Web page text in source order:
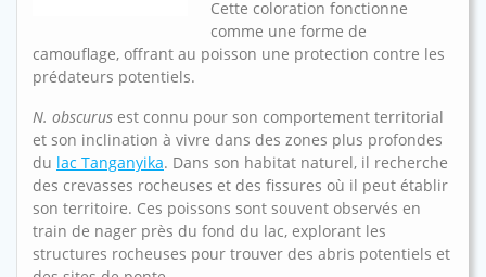
Cette coloration fonctionne
comme une forme de
camouflage, offrant au poisson une protection contre les
prédateurs potentiels.
N. obscurus est connu pour son comportement territorial
et son inclination à vivre dans des zones plus profondes
du lac Tanganyika. Dans son habitat naturel, il recherche
des crevasses rocheuses et des fissures où il peut établir
son territoire. Ces poissons sont souvent observés en
train de nager près du fond du lac, explorant les
structures rocheuses pour trouver des abris potentiels et